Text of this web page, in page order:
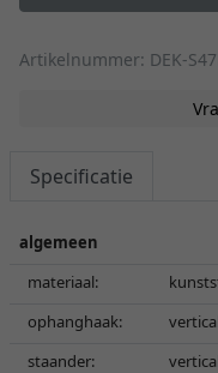
Artikelnummer: DEK-
Specificatie
algemeen
materiaal:
ophanghaak:
staander: